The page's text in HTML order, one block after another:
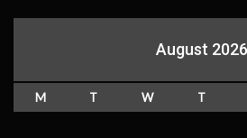
August 2026
M T W T